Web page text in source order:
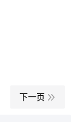
下一页